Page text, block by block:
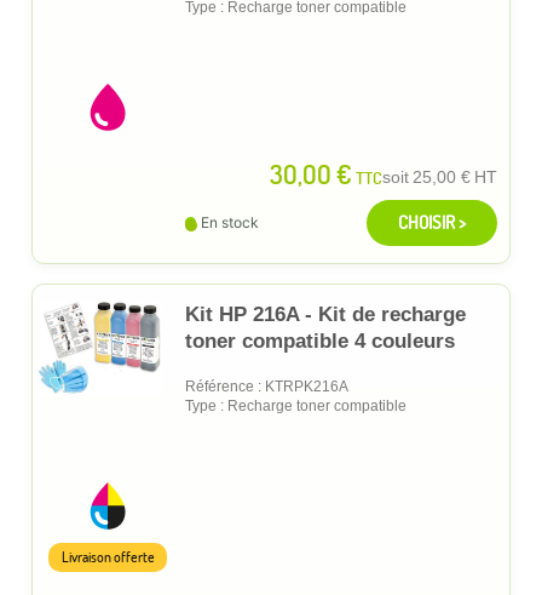
Type : Recharge toner compatible
30,00 € TTCsoit25,00 € HT
En stock CHOISIR >
Kit HP 216A - Kit de recharge
toner compatible 4 couleurs
Référence : KTRPK216A
Type : Recharge toner compatible
Livraison offerte